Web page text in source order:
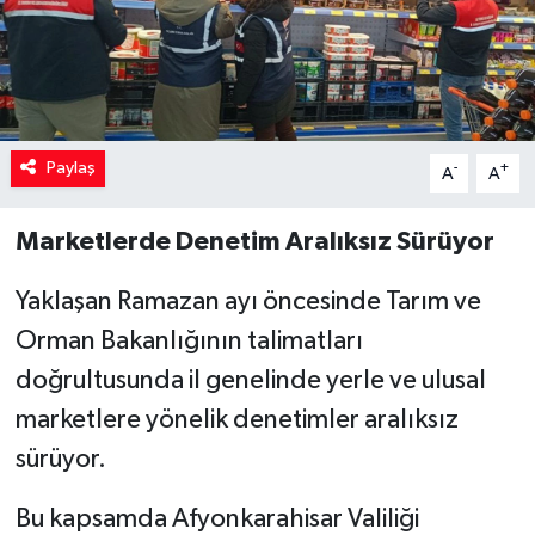
Paylaş A- A+
Marketlerde Denetim Aralıksız Sürüyor
Yaklaşan Ramazan ayı öncesinde Tarım ve
Orman Bakanlığının talimatları
doğrultusunda il genelinde yerle ve ulusal
marketlere yönelik denetimler aralıksız
sürüyor.
Bu kapsamda Afyonkarahisar Valiliği